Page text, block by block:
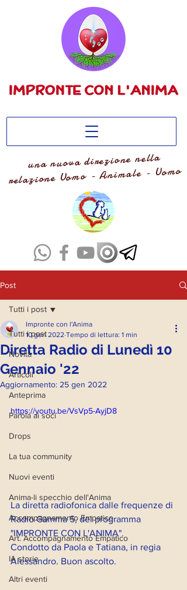
una nuova direzione nella
relazione Uomo - Animale - Uomo
Post
Tutti i post
Novità
Articoli
Anteprima
Parola ai soci
Drops
La tua community
Nuovi eventi
Anima-li specchio dell'Anima
Accompagnamento Empatico
Art. Accompagnamento Empatico
IA storie
Altri eventi
Tutti i post
Diretta Radio di Lunedì 10
Gennaio '22
Impronte con l'Anima
10 gen 2022 Tempo di lettura: 1 min
Aggiornamento: 25 gen 2022
https://youtu.be/VsVp5-AyjD8
La diretta radiofonica dalle frequenze di
Radio Gamma 5, del programma
"IMPRONTE CON L'ANIMA".
Condotto da Paola e Tatiana, in regia
Alessandro. Buon ascolto.